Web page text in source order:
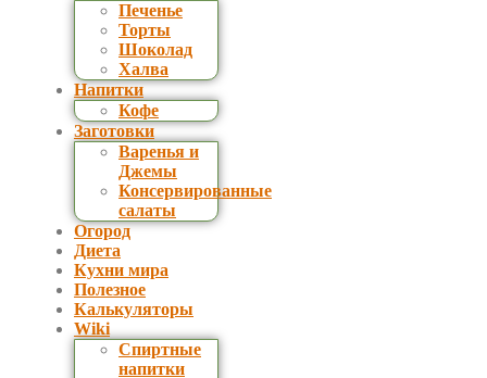
Печенье
Торты
Шоколад
Халва
Напитки
Кофе
Заготовки
Варенья и
Джемы
Консервированные
салаты
Огород
Диета
Кухни мира
Полезное
Калькуляторы
Wiki
Спиртные
напитки